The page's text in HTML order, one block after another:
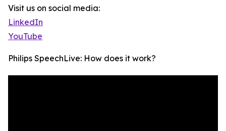
Visit us on social media:
LinkedIn
YouTube
Philips SpeechLive: How does it work?